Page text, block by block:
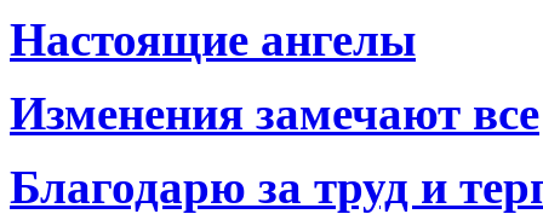
Настоящие ангелы
Изменения замечают все
Благодарю за труд и